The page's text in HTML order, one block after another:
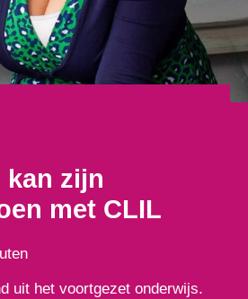
kan zijn
met CLIL
uit het voortgezet onderwijs.